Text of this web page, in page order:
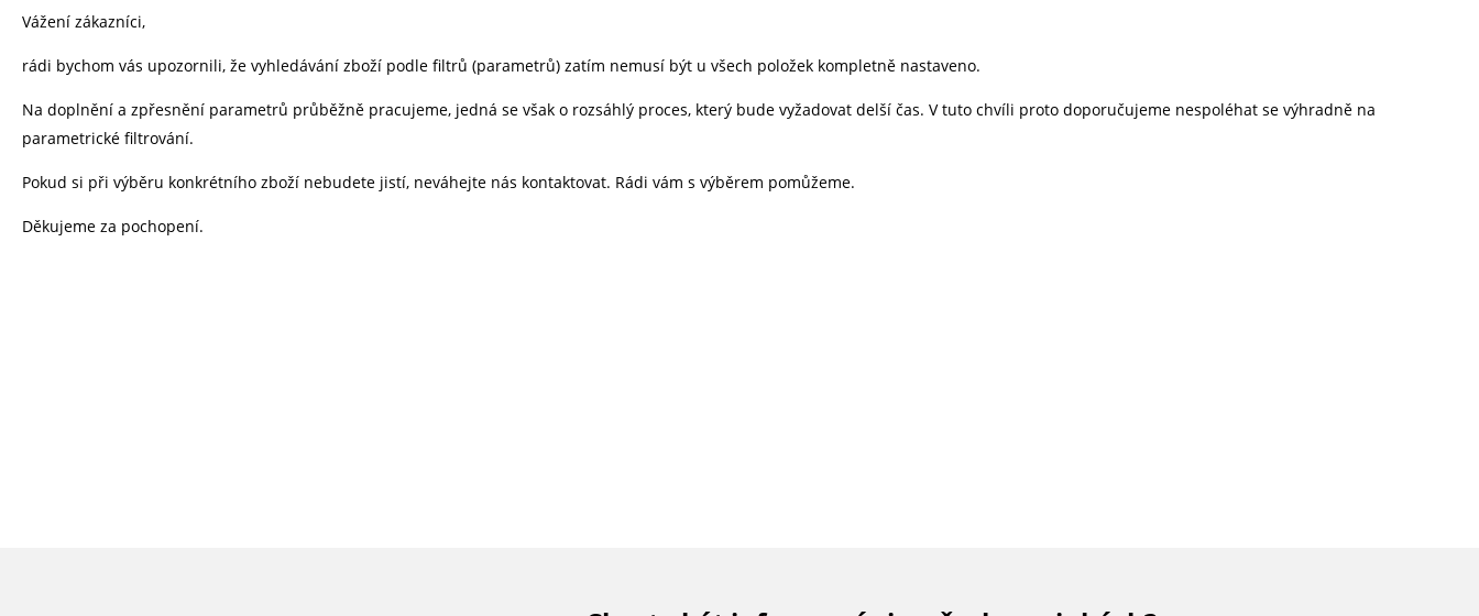
Vážení zákazníci,
rádi bychom vás upozornili, že vyhledávání zboží podle filtrů (parametrů) zatím nemusí být u všech položek kompletně nastaveno.
Na doplnění a zpřesnění parametrů průběžně pracujeme, jedná se však o rozsáhlý proces, který bude vyžadovat delší čas. V tuto chvíli proto doporučujeme nespoléhat se výhradně na
parametrické filtrování.
Pokud si při výběru konkrétního zboží nebudete jistí, neváhejte nás kontaktovat. Rádi vám s výběrem pomůžeme.
Děkujeme za pochopení.